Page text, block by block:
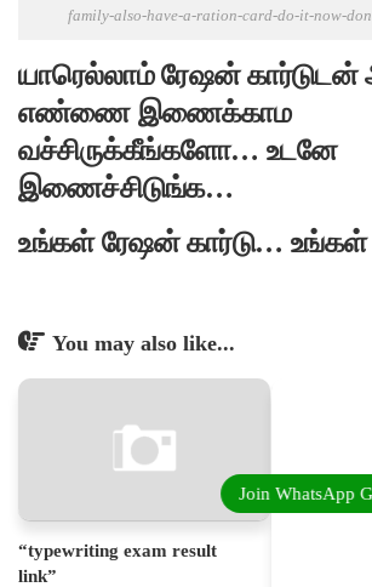
family-also-have-a-ration-card-do-it-now-
யாரெல்லாம் ரேஷன் கார்டுடன்
எண்ணை இணைக்காம
வச்சிருக்கீங்களோ… உடனே
இணைச்சிடுங்க…
உங்கள் ரேஷன் கார்டு… உங்கள்
You may also like...
“typewriting exam result
link”